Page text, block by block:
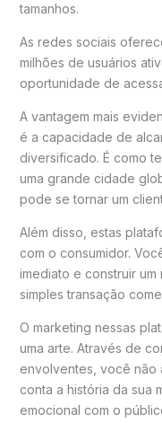
tamanhos.
As redes sociais
milhões de usuários
oportunidade de
A vantagem mais
é a capacidade de
diversificado. É como
uma grande cidade
pode se tornar um
Além disso, estas
com o consumidor.
imediato e construir
simples transação
O marketing nessas
uma arte. Através de
envolventes, você não
conta a história da sua
emocional com o